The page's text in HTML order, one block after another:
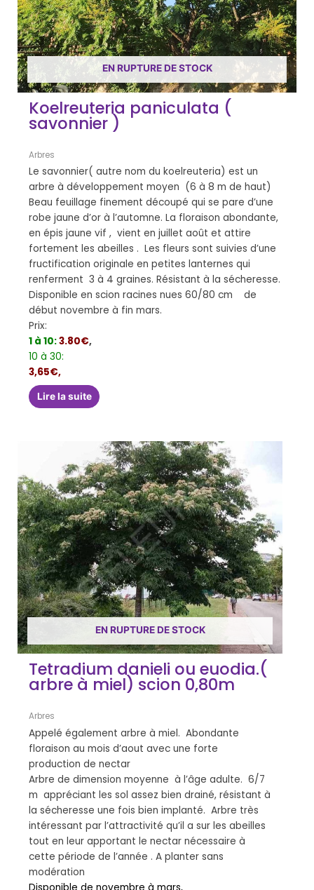
EN RUPTURE DE STOCK
Koelreuteria paniculata (
savonnier )
Arbres
Le savonnier( autre nom du koelreuteria) est un
arbre à développement moyen (6 à 8 m de haut)
Beau feuillage finement découpé qui se pare d’une
robe jaune d’or à l’automne. La floraison abondante,
en épis jaune vif , vient en juillet août et attire
fortement les abeilles . Les fleurs sont suivies d’une
fructification originale en petites lanternes qui
renferment 3 à 4 graines. Résistant à la sécheresse.
Disponible en scion racines nues 60/80 cm de
début novembre à fin mars.
Prix:
1 à 10:3.80€,
10 à 30:
3,65€,
Lire la suite
EN RUPTURE DE STOCK
Tetradium danieli ou euodia.(
arbre à miel) scion 0,80m
Arbres
Appelé également arbre à miel. Abondante
floraison au mois d’aout avec une forte
production de nectar
Arbre de dimension moyenne à l’âge adulte. 6/7
m appréciant les sol assez bien drainé, résistant à
la sécheresse une fois bien implanté. Arbre très
intéressant par l’attractivité qu’il a sur les abeilles
tout en leur apportant le nectar nécessaire à
cette période de l’année . A planter sans
modération